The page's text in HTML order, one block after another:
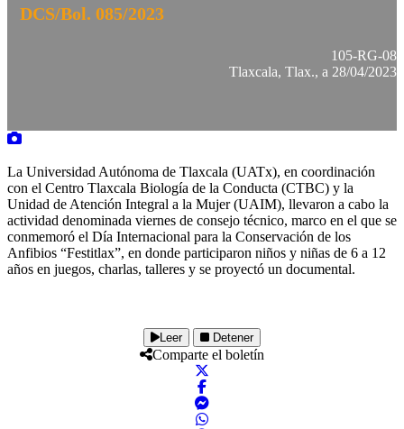
DCS/Bol. 085/2023
105-RG-08
Tlaxcala, Tlax., a 28/04/2023
La Universidad Autónoma de Tlaxcala (UATx), en coordinación
con el Centro Tlaxcala Biología de la Conducta (CTBC) y la
Unidad de Atención Integral a la Mujer (UAIM), llevaron a cabo la
actividad denominada viernes de consejo técnico, marco en el que se
conmemoró el Día Internacional para la Conservación de los
Anfibios “Festitlax”, en donde participaron niños y niñas de 6 a 12
años en juegos, charlas, talleres y se proyectó un documental.
Leer Detener
Comparte el boletín